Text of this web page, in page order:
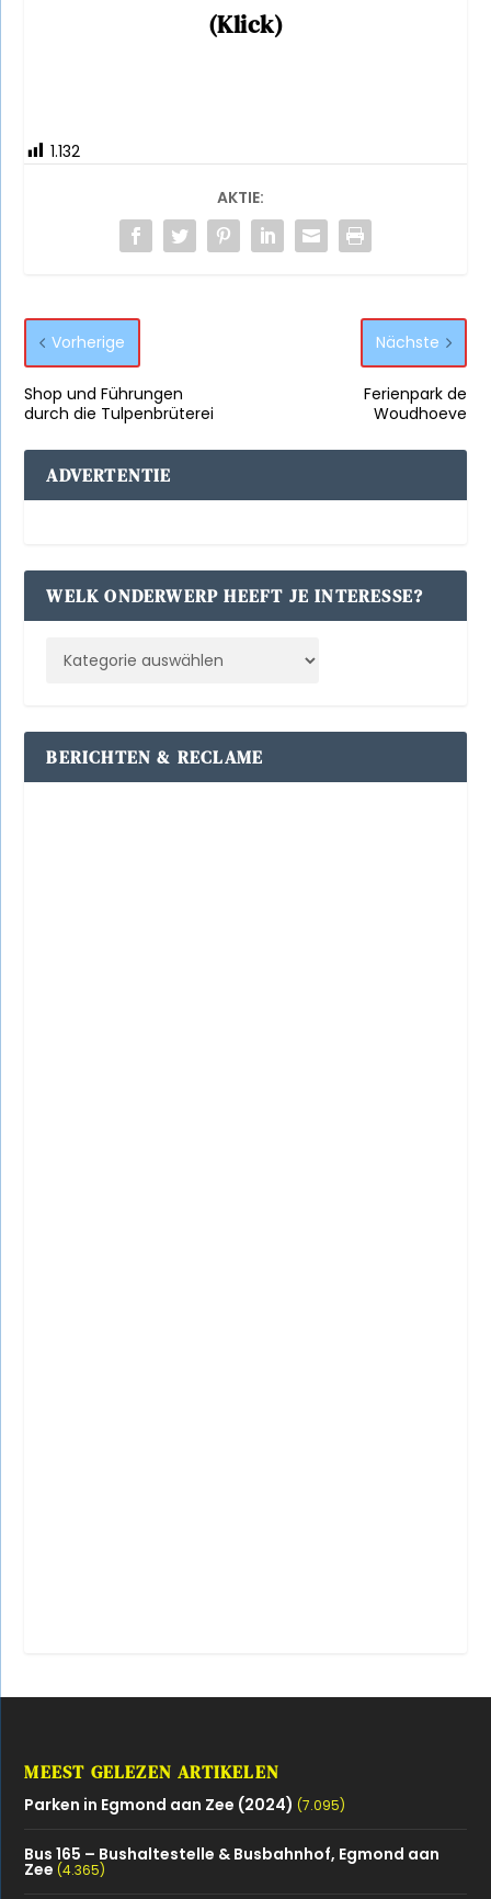
(Klick)
1.132
AKTIE:
Vorherige
Shop und Führungen
durch die Tulpenbrüterei
Nächste
Ferienpark de
Woudhoeve
ADVERTENTIE
WELK ONDERWERP HEEFT JE INTERESSE?
BERICHTEN & RECLAME
MEEST GELEZEN ARTIKELEN
Parken in Egmond aan Zee (2024) (7.095)
Bus 165 – Bushaltestelle & Busbahnhof, Egmond aan
Zee (4.365)